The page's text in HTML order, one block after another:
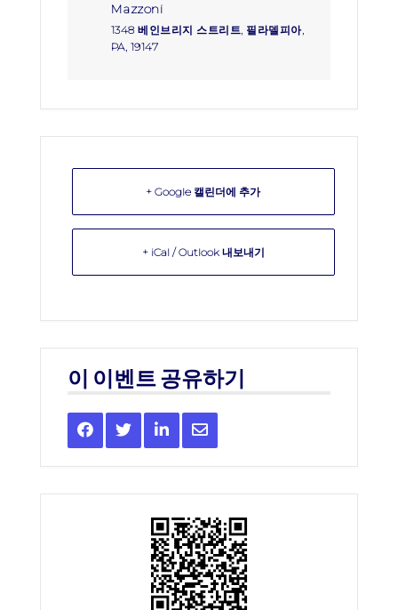
Mazzoni
1348 베인브리지 스트리트, 필라델피아,
PA, 19147
+ Google 캘린더에 추가
+ iCal / Outlook 내보내기
이 이벤트 공유하기
Share
this
Facebook
Share
this
Twitter
Share
this
LinkedIn
Share
this
Email